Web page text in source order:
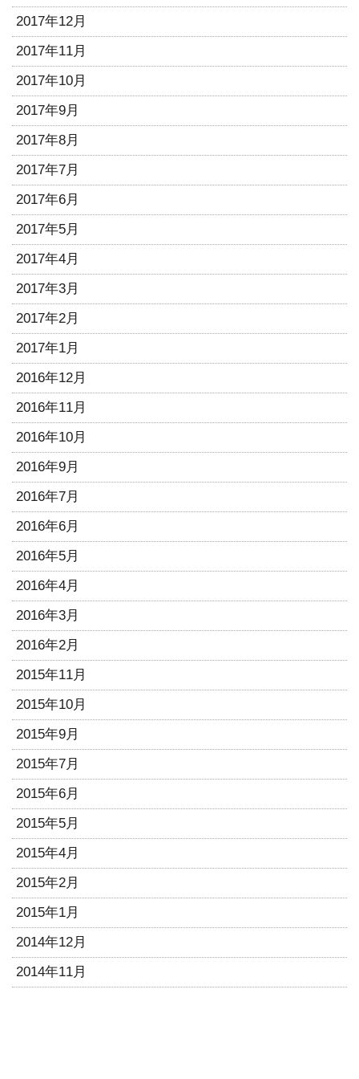
2017年12月
2017年11月
2017年10月
2017年9月
2017年8月
2017年7月
2017年6月
2017年5月
2017年4月
2017年3月
2017年2月
2017年1月
2016年12月
2016年11月
2016年10月
2016年9月
2016年7月
2016年6月
2016年5月
2016年4月
2016年3月
2016年2月
2015年11月
2015年10月
2015年9月
2015年7月
2015年6月
2015年5月
2015年4月
2015年2月
2015年1月
2014年12月
2014年11月